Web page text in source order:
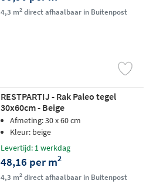
4,3 m2direct afhaalbaar in Buitenpost
RESTPARTIJ - Rak Paleo tegel
30x60cm - Beige
Afmeting: 30 x 60 cm
Kleur: beige
Levertijd: 1 werkdag
48,16 per m2
4,3 m2direct afhaalbaar in Buitenpost